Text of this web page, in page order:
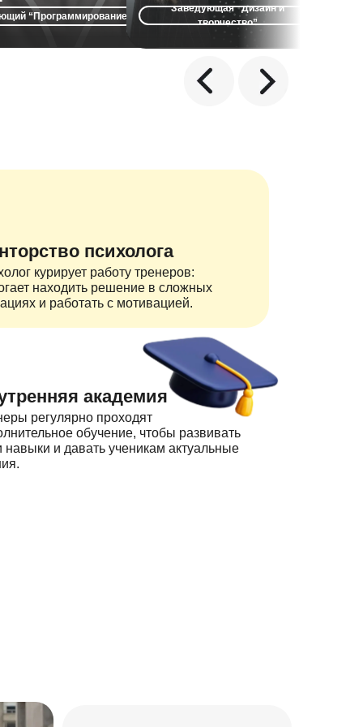
свои проекты, осваивая
алгоритмы и код.
“Программирование”
себя через современные цифровые
Заведующая “Дизайн и
творчество”
курирует работу тренеров:
находить решение в сложных
и работать с мотивацией.
психолога
академия
регулярно проходят
обучение, чтобы развивать
навыки и давать ученикам актуальные